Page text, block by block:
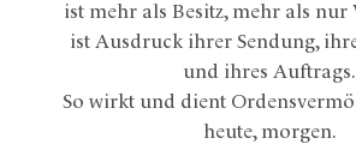
ist mehr als Besitz, mehr als nur
ist Ausdruck ihrer Sendung,
und ihres Auftrags.
So wirkt und dient
heute, morgen.